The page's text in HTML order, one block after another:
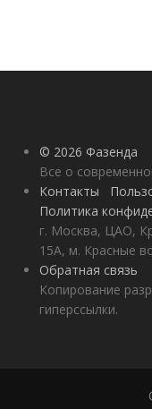
© 2026 Фазенда
Все о
Контакты
Политика
г. Москва, ЦАО,
15А, м. Красные
Обратная связь
Копирование
гиперссылки.